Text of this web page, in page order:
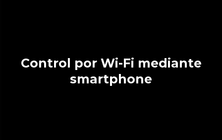
Control por Wi-Fi mediante
smartphone